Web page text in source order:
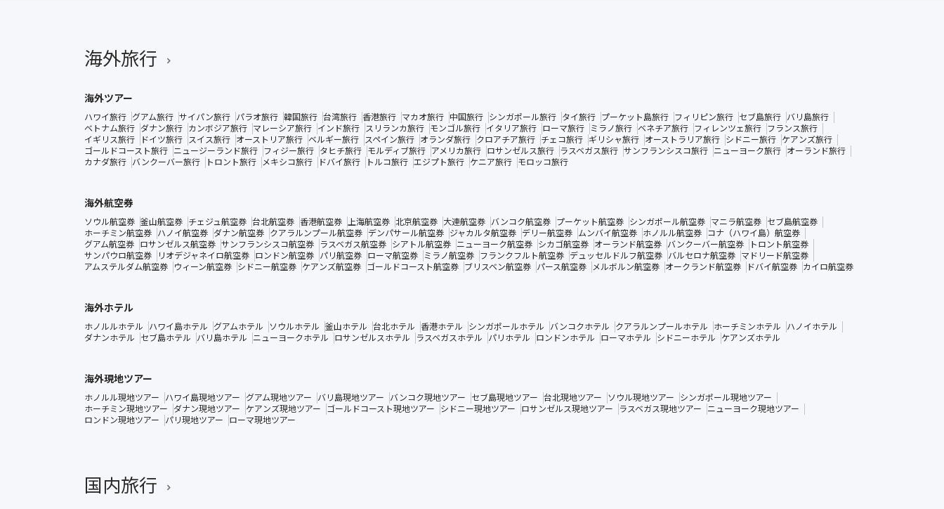
海外旅行
海外ツアー
ハワイ旅行 グアム旅行 サイパン旅行 パラオ旅行 韓国旅行 台湾旅行 香港旅行 マカオ旅行 中国旅行 シンガポール旅行 タイ旅行 プーケット島旅行 フィリピン旅行 セブ島旅行
バリ島旅行
ベトナム旅行
ダナン旅行 カンボジア旅行 マレーシア旅行 インド旅行 スリランカ旅行 モンゴル旅行 イタリア旅行 ローマ旅行 ミラノ旅行 ベネチア旅行 フィレンツェ旅行
フランス旅行
イギリス旅行
ドイツ旅行 スイス旅行 オーストリア旅行 ベルギー旅行 スペイン旅行 オランダ旅行 クロアチア旅行 チェコ旅行 ギリシャ旅行 オーストラリア旅行 シドニー旅行
ケアンズ旅行
ゴールドコースト旅行
ニュージーランド旅行 フィジー旅行 タヒチ旅行 モルディブ旅行 アメリカ旅行 ロサンゼルス旅行 ラスベガス旅行 サンフランシスコ旅行 ニューヨーク旅行
オーランド旅行
カナダ旅行
バンクーバー旅行 トロント旅行 メキシコ旅行 ドバイ旅行 トルコ旅行 エジプト旅行 ケニア旅行 モロッコ旅行
海外航空券
ソウル航空券 釜山航空券 チェジュ航空券 台北航空券 香港航空券 上海航空券 北京航空券 大連航空券 バンコク航空券 プーケット航空券 シンガポール航空券 マニラ航空券
セブ島航空券
ホーチミン航空券
ハノイ航空券 ダナン航空券 クアラルンプール航空券 デンパサール航空券 ジャカルタ航空券 デリー航空券 ムンバイ航空券 ホノルル航空券
コナ（ハワイ島）航空券
グアム航空券
ロサンゼルス航空券 サンフランシスコ航空券 ラスベガス航空券 シアトル航空券 ニューヨーク航空券 シカゴ航空券 オーランド航空券 バンクーバー航空券
トロント航空券
サンパウロ航空券
リオデジャネイロ航空券 ロンドン航空券 パリ航空券 ローマ航空券 ミラノ航空券 フランクフルト航空券 デュッセルドルフ航空券 バルセロナ航空券
マドリード航空券
アムステルダム航空券
ウィーン航空券 シドニー航空券 ケアンズ航空券 ゴールドコースト航空券 ブリスベン航空券 パース航空券 メルボルン航空券 オークランド航空券 ドバイ航空券 カイロ航空券
海外ホテル
ホノルルホテル ハワイ島ホテル グアムホテル ソウルホテル 釜山ホテル 台北ホテル 香港ホテル シンガポールホテル バンコクホテル クアラルンプールホテル ホーチミンホテル
ハノイホテル
ダナンホテル
セブ島ホテル バリ島ホテル ニューヨークホテル ロサンゼルスホテル ラスベガスホテル パリホテル ロンドンホテル ローマホテル シドニーホテル ケアンズホテル
海外現地ツアー
ホノルル現地ツアー ハワイ島現地ツアー グアム現地ツアー バリ島現地ツアー バンコク現地ツアー セブ島現地ツアー 台北現地ツアー ソウル現地ツアー
シンガポール現地ツアー
ホーチミン現地ツアー
ダナン現地ツアー ケアンズ現地ツアー ゴールドコースト現地ツアー シドニー現地ツアー ロサンゼルス現地ツアー ラスベガス現地ツアー
ニューヨーク現地ツアー
ロンドン現地ツアー
パリ現地ツアー ローマ現地ツアー
国内旅行